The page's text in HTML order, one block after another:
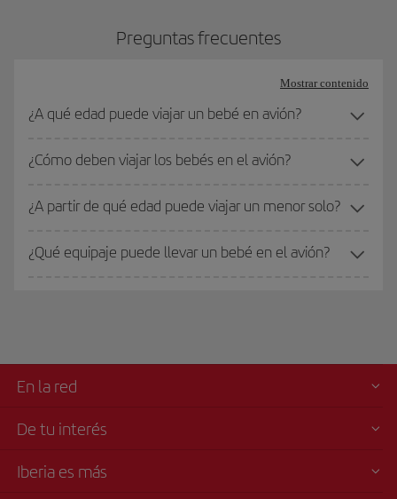
Preguntas frecuentes
Mostrar contenido
¿A qué edad puede viajar un bebé en avión?
¿Cómo deben viajar los bebés en el avión?
¿A partir de qué edad puede viajar un menor solo?
¿Qué equipaje puede llevar un bebé en el avión?
En la red
De tu interés
Iberia es más